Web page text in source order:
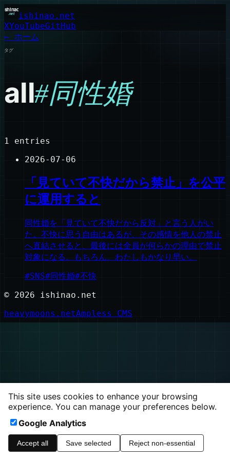
ishinao.net
XYouTubeGitHub
← ホーム
タグ
all#同性婚
1
entries
2026-07-06
「見ていて不快だから禁止」を公平
に運用すると
同性婚を「見ていて不快だから反対」と言う人がい
た。不快に思う自由はあるが、その感情を他人の禁止
へ直結させると、最後には全員が何らかの理由で禁止
対象になる。もちろん、わたしもかなり早い。
#SNS#同性婚#不快
© 2026
ishinao.net
heavymoons.netAmpless CMS
This site uses cookies to enhance your browsing
experience. You can manage your preferences below.
Google Analytics
Accept all Save selected Reject non-essential